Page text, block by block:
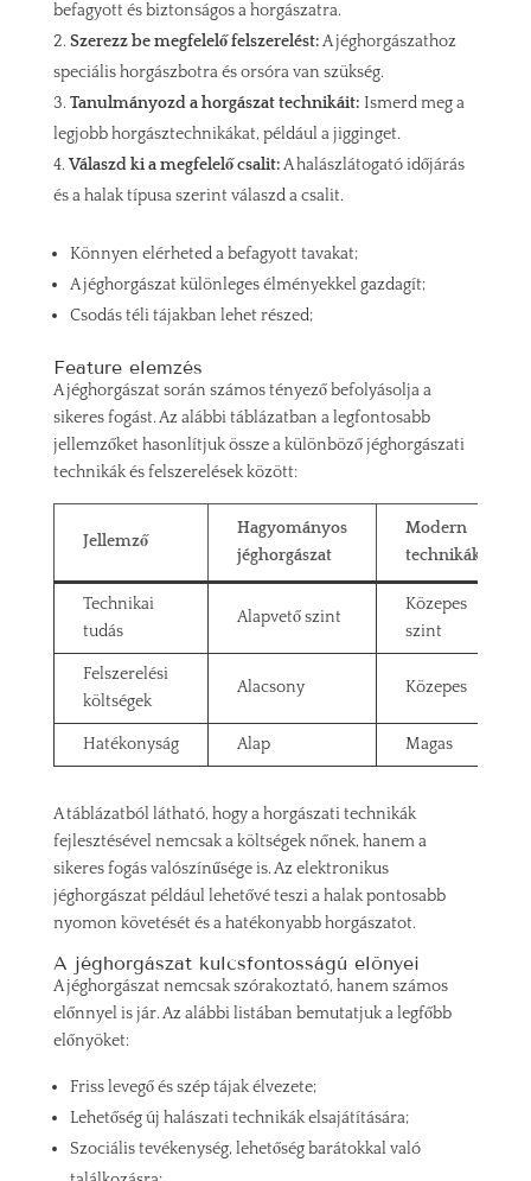
befagyott és biztonságos a horgászatra.
Szerezz be megfelelő felszerelést:A jéghorgászathoz
speciális horgászbotra és orsóra van szükség.
Tanulmányozd a horgászat technikáit: Ismerd meg a
legjobb horgásztechnikákat, például a jigginget.
Válaszd ki a megfelelő csalit:A halászlátogató időjárás
és a halak típusa szerint válaszd a csalit.
Könnyen elérheted a befagyott tavakat;
A jéghorgászat különleges élményekkel gazdagít;
Csodás téli tájakban lehet részed;
Feature elemzés
A jéghorgászat során számos tényező befolyásolja a
sikeres fogást. Az alábbi táblázatban a legfontosabb
jellemzőket hasonlítjuk össze a különböző jéghorgászati
technikák és felszerelések között:
Jellemző
Hagyományos
jéghorgászat
Modern
technikák
Technikai
tudás
Alapvető szint
Közepes
szint
Felszerelési
költségek
Alacsony Közepes
Hatékonyság Alap Magas
A táblázatból látható, hogy a horgászati technikák
fejlesztésével nemcsak a költségek nőnek, hanem a
sikeres fogás valószínűsége is. Az elektronikus
jéghorgászat például lehetővé teszi a halak pontosabb
nyomon követését és a hatékonyabb horgászatot.
A jéghorgászat kulcsfontosságú előnyei
A jéghorgászat nemcsak szórakoztató, hanem számos
előnnyel is jár. Az alábbi listában bemutatjuk a legfőbb
előnyöket:
Friss levegő és szép tájak élvezete;
Lehetőség új halászati technikák elsajátítására;
Szociális tevékenység, lehetőség barátokkal való